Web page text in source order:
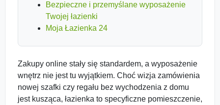
Bezpieczne i przemyślane wyposażenie
Twojej łazienki
Moja Łazienka 24
Zakupy online stały się standardem, a wyposażenie
wnętrz nie jest tu wyjątkiem. Choć wizja zamówienia
nowej szafki czy regału bez wychodzenia z domu
jest kusząca, łazienka to specyficzne pomieszczenie,